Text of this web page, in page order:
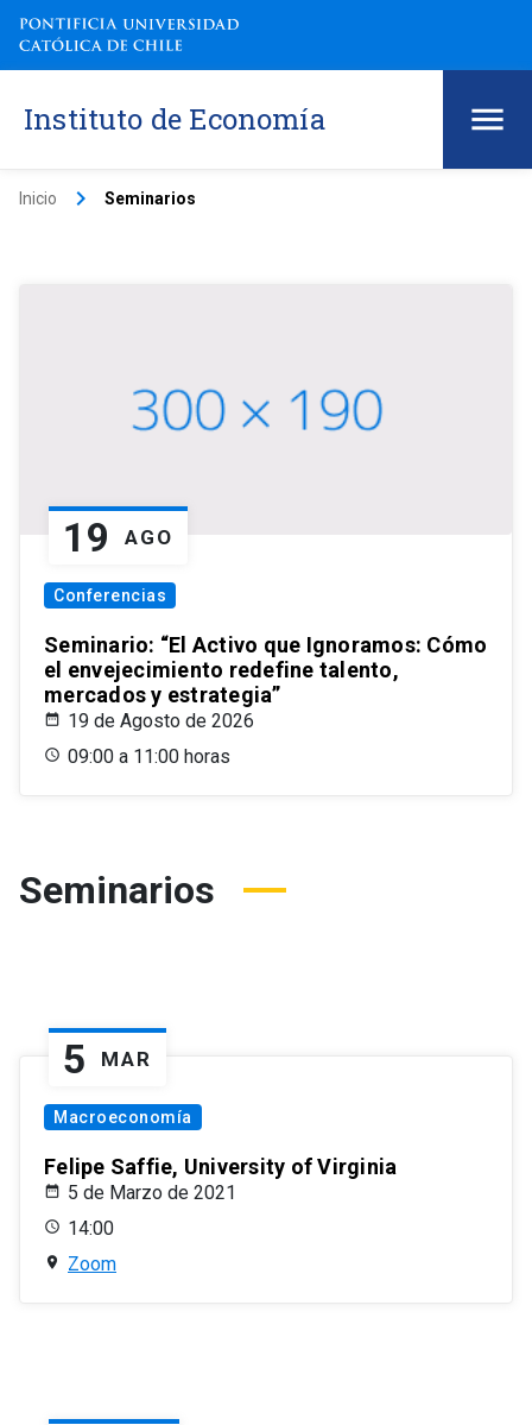
Instituto de Economía
Inicio keyboard_arrow_right Seminarios
19 AGO
Conferencias
Seminario: “El Activo que Ignoramos: Cómo
el envejecimiento redefine talento,
mercados y estrategia”
19 de Agosto de 2026
09:00 a 11:00 horas
Seminarios
5 MAR
Macroeconomía
Felipe Saffie, University of Virginia
5 de Marzo de 2021
14:00
Zoom